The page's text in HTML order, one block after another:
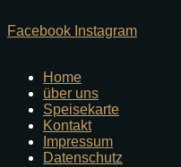
Facebook Instagram
Home
über uns
Speisekarte
Kontakt
Impressum
Datenschutz